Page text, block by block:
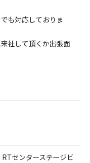
も対応しておりま
社して頂くか出張面
センターステージビ